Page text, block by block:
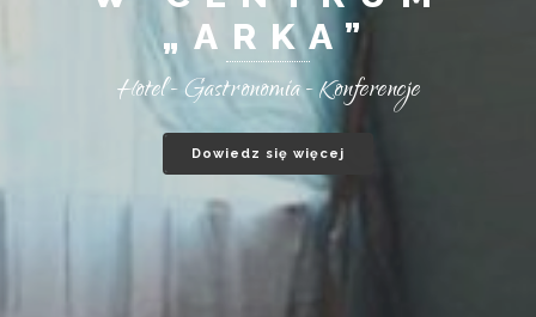
Unikalny wystrój wnętrza z komfortowym
wyposażeniem!